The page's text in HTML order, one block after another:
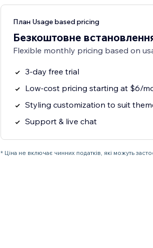
План Usage based pricing
Безкоштовне
Flexible monthly pricing based on
3-day free trial
Low-cost pricing starting at $6/
Styling customization to suit
Support & live chat
* Ціна не включає чинних податків, які можуть